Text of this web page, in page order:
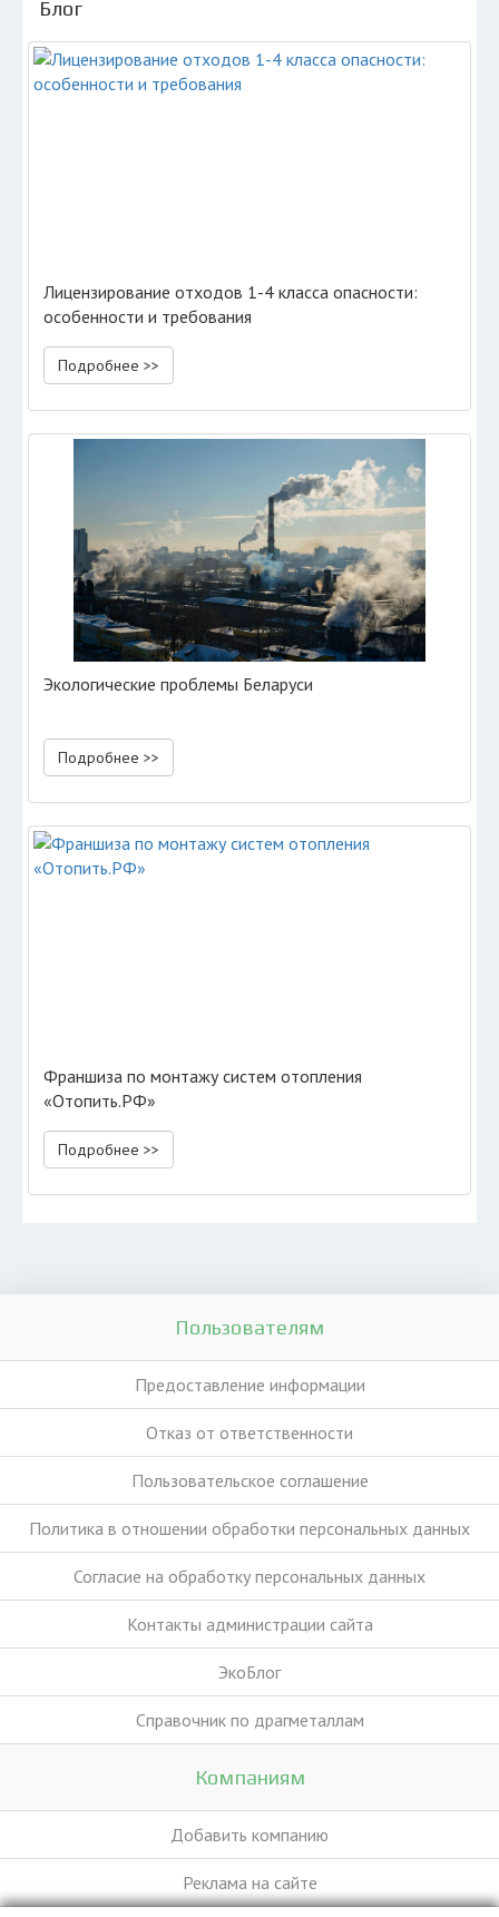
Блог
Лицензирование отходов 1-4 класса опасности:
особенности и требования
Подробнее >>
Экологические проблемы Беларуси
Подробнее >>
Франшиза по монтажу систем отопления
«Отопить.РФ»
Подробнее >>
Пользователям
Предоставление информации
Отказ от ответственности
Пользовательское соглашение
Политика в отношении обработки персональных данных
Согласие на обработку персональных данных
Контакты администрации сайта
ЭкоБлог
Справочник по драгметаллам
Компаниям
Добавить компанию
Реклама на сайте